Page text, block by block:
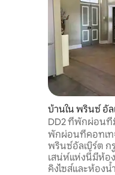
บ้านใน พรินซ์ อัล
DD2 ที่พักผ่อนที่
สวน
พักผ่อนที่คอทเทจ
พรินซ์อัลเบิร์ต
เสน่ห์แห่งนี้มีห้อ
คิงไซส์และห้องน้